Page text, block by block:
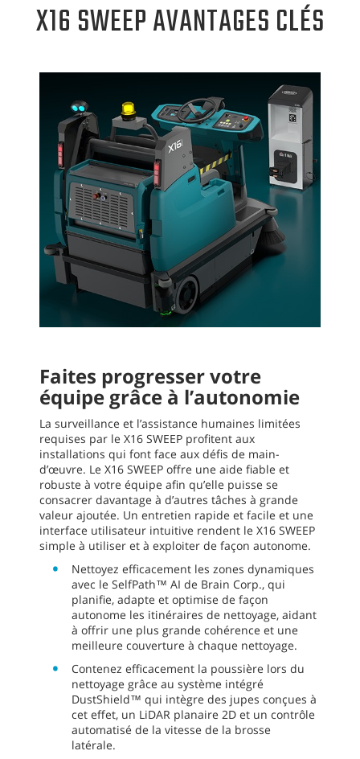
X16 SWEEP AVANTAGES CLÉS
Faites progresser votre
équipe grâce à l’autonomie
La surveillance et l’assistance humaines limitées
requises par le X16 SWEEP profitent aux
installations qui font face aux défis de main-
d’œuvre. Le X16 SWEEP offre une aide fiable et
robuste à votre équipe afin qu’elle puisse se
consacrer davantage à d’autres tâches à grande
valeur ajoutée. Un entretien rapide et facile et une
interface utilisateur intuitive rendent le X16 SWEEP
simple à utiliser et à exploiter de façon autonome.
Nettoyez efficacement les zones dynamiques
avec le SelfPath™ AI de Brain Corp., qui
planifie, adapte et optimise de façon
autonome les itinéraires de nettoyage, aidant
à offrir une plus grande cohérence et une
meilleure couverture à chaque nettoyage.
Contenez efficacement la poussière lors du
nettoyage grâce au système intégré
DustShield™ qui intègre des jupes conçues à
cet effet, un LiDAR planaire 2D et un contrôle
automatisé de la vitesse de la brosse
latérale.